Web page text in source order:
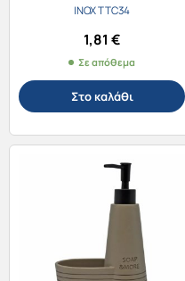
ΙΝΟΧ TTC34
1,81 €
Σε απόθεμα
Στο καλάθι